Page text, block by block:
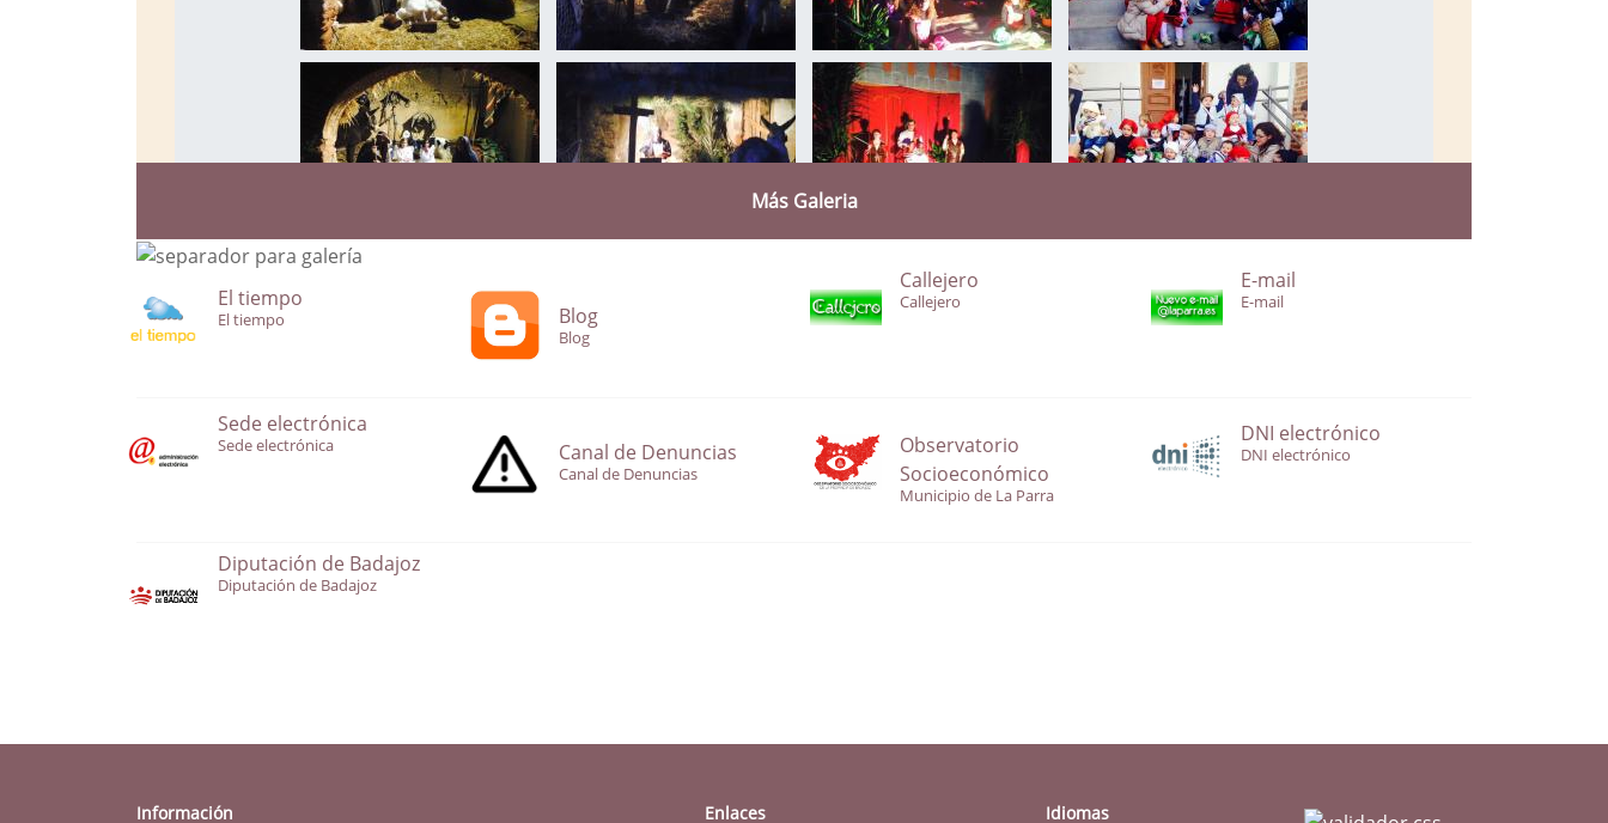
Más Galeria
El tiempo
El tiempo Blog
Blog
Callejero
Callejero
E-mail
E-mail
Sede electrónica
Sede electrónica Canal de Denuncias
Canal de Denuncias
Observatorio
Socioeconómico
Municipio de La Parra
DNI electrónico
DNI electrónico
Diputación de Badajoz
Diputación de Badajoz
Información Enlaces Idiomas